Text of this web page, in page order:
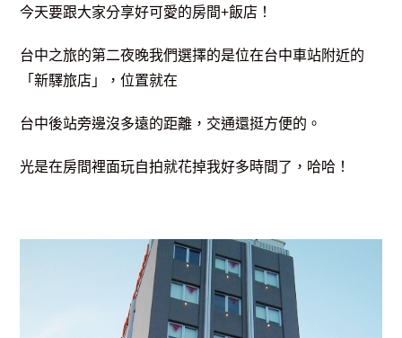
今天要跟大家分享好可愛的房間+飯店！
台中之旅的第二夜晚我們選擇的是位在台中車站附近的
「新驛旅店」，位置就在
台中後站旁邊沒多遠的距離，交通還挺方便的 。
光是在房間裡面玩自拍就花掉我好多時間了，哈哈 ！